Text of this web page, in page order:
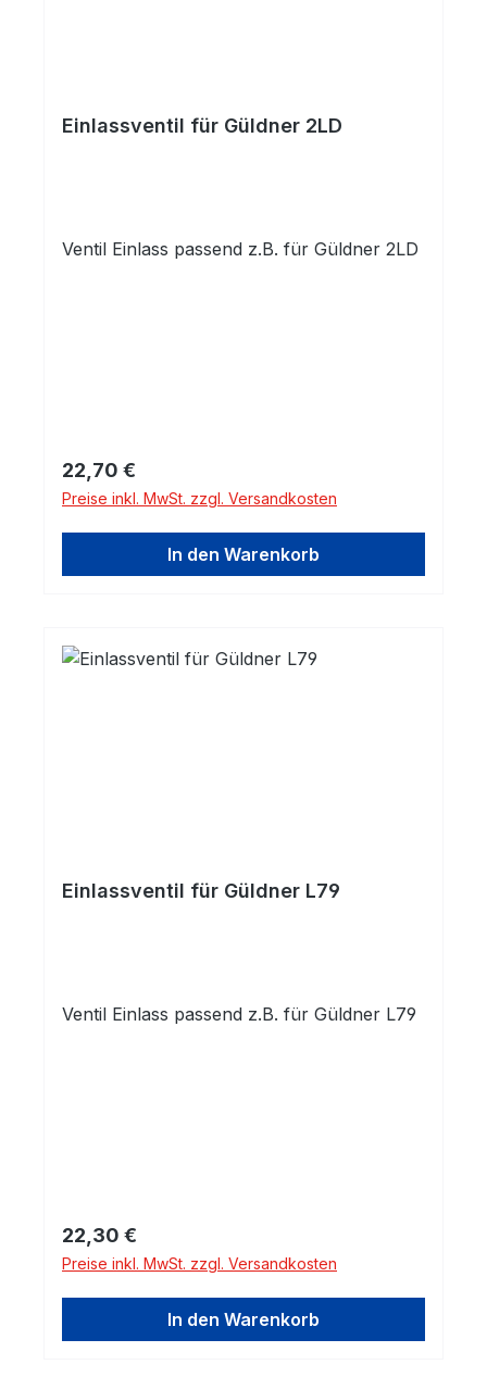
Einlassventil für Güldner 2LD
Ventil Einlass passend z.B. für Güldner 2LD
Regulärer Preis:
22,70 €
Preise inkl. MwSt. zzgl. Versandkosten
In den Warenkorb
Einlassventil für Güldner L79
Ventil Einlass passend z.B. für Güldner L79
Regulärer Preis:
22,30 €
Preise inkl. MwSt. zzgl. Versandkosten
In den Warenkorb